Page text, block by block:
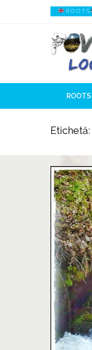
R O O T S
ROOTS
Etichetă: